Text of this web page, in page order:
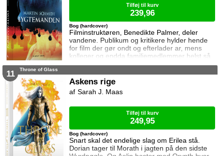
Filminstruktøren, Benedikte Palmer, deler
vandene. Publikum og kritikere hylder hende
for film der gør ondt og efterlader ar, mens
kolleger og endda familiemedlemmer helst så
hende forsvinde. Under en rejse til Los
miste livet. Da efterforskningen fortsætter
hjemme i Danmark, sender FBI den
nyuddannede agent April Biggs for at assistere
Bog (hardcover)
Tilføj til kurv
239,96
11 Throne of Glass
Askens rige
Snart skal det endelige slag om Erilea stå.
Dorian tager til Morath i jagten på den sidste
Bog (hardcover)
Sarah J. Maas
Tilføj til kurv
249,95